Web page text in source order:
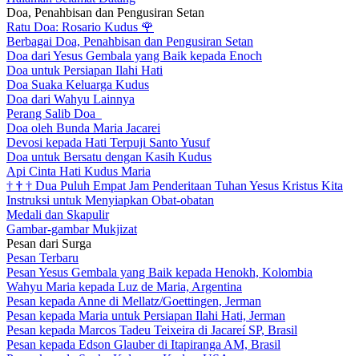
Doa, Penahbisan dan Pengusiran Setan
Ratu Doa: Rosario Kudus 🌹
Berbagai Doa, Penahbisan dan Pengusiran Setan
Doa dari Yesus Gembala yang Baik kepada Enoch
Doa untuk Persiapan Ilahi Hati
Doa Suaka Keluarga Kudus
Doa dari Wahyu Lainnya
Perang Salib Doa
Doa oleh Bunda Maria Jacarei
Devosi kepada Hati Terpuji Santo Yusuf
Doa untuk Bersatu dengan Kasih Kudus
Api Cinta Hati Kudus Maria
† † † Dua Puluh Empat Jam Penderitaan Tuhan Yesus Kristus Kita
Instruksi untuk Menyiapkan Obat-obatan
Medali dan Skapulir
Gambar-gambar Mukjizat
Pesan dari Surga
Pesan Terbaru
Pesan Yesus Gembala yang Baik kepada Henokh, Kolombia
Wahyu Maria kepada Luz de Maria, Argentina
Pesan kepada Anne di Mellatz/Goettingen, Jerman
Pesan kepada Maria untuk Persiapan Ilahi Hati, Jerman
Pesan kepada Marcos Tadeu Teixeira di Jacareí SP, Brasil
Pesan kepada Edson Glauber di Itapiranga AM, Brasil